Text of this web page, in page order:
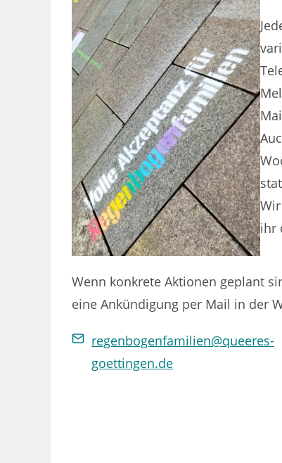
ihr
Wenn konkrete Aktionen geplant
eine Ankündigung per Mail in der
regenbogenfamilien@queeres-
goettingen.de